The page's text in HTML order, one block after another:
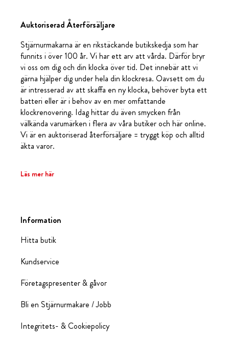
Auktoriserad Återförsäljare
Stjärnurmakarna är en rikstäckande butikskedja som har
funnits i över 100 år. Vi har ett arv att vårda. Därför bryr
vi oss om dig och din klocka över tid. Det innebär att vi
gärna hjälper dig under hela din klockresa. Oavsett om du
är intresserad av att skaffa en ny klocka, behöver byta ett
batteri eller är i behov av en mer omfattande
klockrenovering. Idag hittar du även smycken från
välkända varumärken i flera av våra butiker och här online.
Vi är en auktoriserad återförsäljare = tryggt köp och alltid
äkta varor.
Läs mer här
Information
Hitta butik
Kundservice
Företagspresenter & gåvor
Bli en Stjärnurmakare / Jobb
Integritets- & Cookiepolicy